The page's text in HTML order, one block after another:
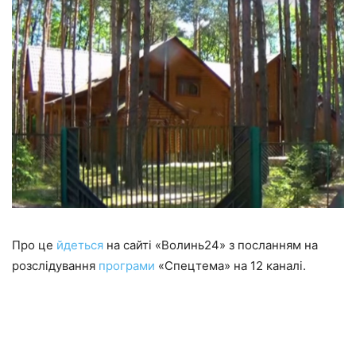
Про це йдеться на сайті «Волинь24» з посланням на
розслідування програми «Спецтема» на 12 каналі.